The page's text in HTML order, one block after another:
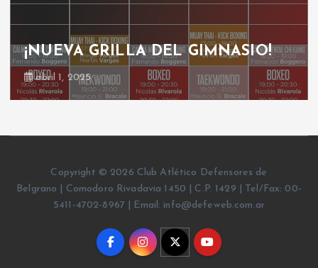
¡NUEVA GRILLA DEL GIMNASIO!
abril 1, 2025
Copyright © 2026 Club Atlético Defensores de
Belgrano | Comodoro Rivadavia 1450 | C.P. 1429 | Tel/Fax: 00-
5411-4702-8967 | Email: info@defeweb.com.ar